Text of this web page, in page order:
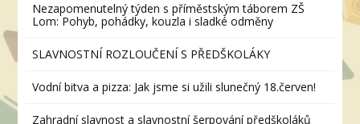
Nezapomenutelný týden s příměstským táborem ZŠ
Lom: Pohyb, pohádky, kouzla i sladké odměny
SLAVNOSTNÍ ROZLOUČENÍ S PŘEDŠKOLÁKY
Vodní bitva a pizza: Jak jsme si užili slunečný 18.červen!
Zahradní slavnost a slavnostní šerpování předškoláků